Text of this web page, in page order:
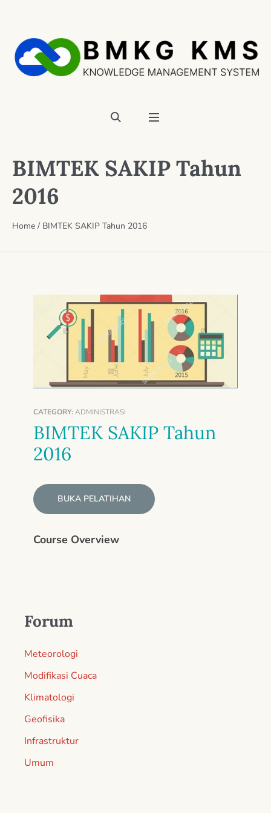
BIMTEK SAKIP Tahun
2016
Home / BIMTEK SAKIP Tahun 2016
CATEGORY: ADMINISTRASI
BIMTEK SAKIP Tahun
2016
BUKA PELATIHAN
Course Overview
Forum
Meteorologi
Modifikasi Cuaca
Klimatologi
Geofisika
Infrastruktur
Umum